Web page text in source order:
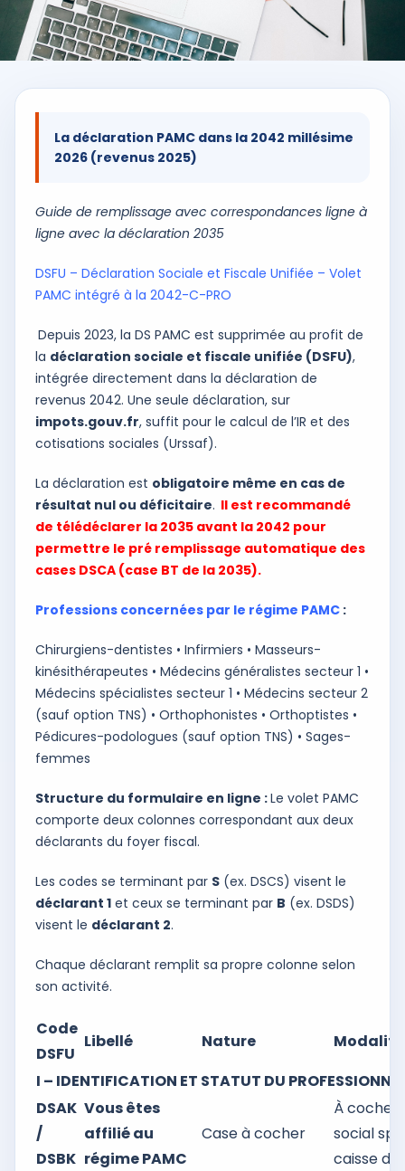
La déclaration PAMC dans la 2042 millésime
2026 (revenus 2025)
Guide de remplissage avec correspondances ligne à
ligne avec la déclaration 2035
DSFU – Déclaration Sociale et Fiscale Unifiée – Volet
PAMC intégré à la 2042-C-PRO
Depuis 2023, la DS PAMC est supprimée au profit de
la déclaration sociale et fiscale unifiée (DSFU),
intégrée directement dans la déclaration de
revenus 2042. Une seule déclaration, sur
impots.gouv.fr, suffit pour le calcul de l’IR et des
cotisations sociales (Urssaf).
La déclaration est obligatoire même en cas de
résultat nul ou déficitaire. Il est recommandé
de télédéclarer la 2035 avant la 2042 pour
permettre le pré remplissage automatique des
cases DSCA (case BT de la 2035).
Professions concernées par le régime PAMC :
Chirurgiens-dentistes • Infirmiers • Masseurs-
kinésithérapeutes • Médecins généralistes secteur 1 •
Médecins spécialistes secteur 1 • Médecins secteur 2
(sauf option TNS) • Orthophonistes • Orthoptistes •
Pédicures-podologues (sauf option TNS) • Sages-
femmes
Structure du formulaire en ligne :Le volet PAMC
comporte deux colonnes correspondant aux deux
déclarants du foyer fiscal.
Les codes se terminant par S (ex. DSCS) visent le
déclarant 1 et ceux se terminant par B (ex. DSDS)
visent le déclarant 2.
Chaque déclarant remplit sa propre colonne selon
son activité.
Code
DSFU
Libellé Nature
I – IDENTIFICATION ET STATUT DU
DSAK
/
DSBK
Vous êtes
affilié au
régime PAMC
Case à cocher
À cocher
social
caisse